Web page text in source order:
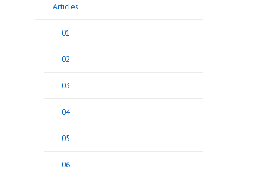
Articles
01
02
03
04
05
06